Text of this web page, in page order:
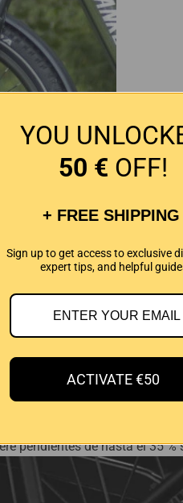
un equilibrio ideal
pero mucho más
en 250 W, alcanza una
pendientes de hasta el 35 %
YOU
50 € OFF!
+ FREE SHIPPING
Sign up to get access to exclusive
expert tips, and helpful
ACTIVATE €50